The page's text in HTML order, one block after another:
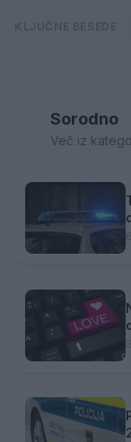
Sorodno
Več iz